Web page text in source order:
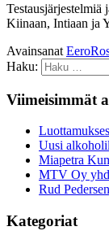
Kiinaan, Intiaan ja
Avainsanat
Haku:
Viimeisimmät
Uusi
Miapetra
MTV Oy
Rud
Kategoriat